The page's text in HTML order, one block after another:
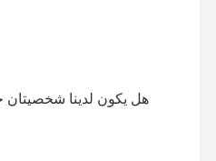
هل يكون لدينا شخصيتان